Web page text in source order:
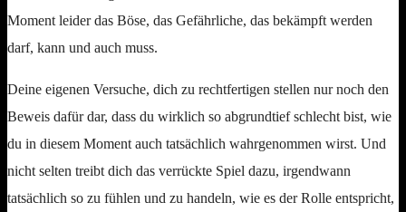
Moment leider das Böse, das Gefährliche, das bekämpft werden
darf, kann und auch muss.
Deine eigenen Versuche, dich zu rechtfertigen stellen nur noch den
Beweis dafür dar, dass du wirklich so abgrundtief schlecht bist, wie
du in diesem Moment auch tatsächlich wahrgenommen wirst. Und
nicht selten treibt dich das verrückte Spiel dazu, irgendwann
tatsächlich so zu fühlen und zu handeln, wie es der Rolle entspricht,